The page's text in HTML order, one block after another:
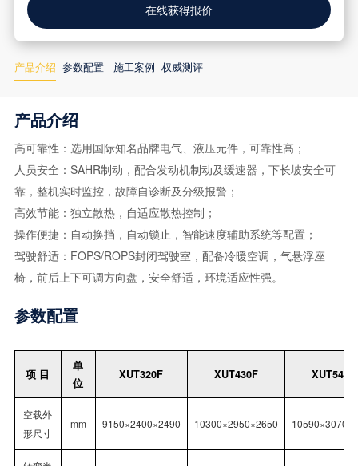
在线获得报价
产品介绍 参数配置 施工案例 权威测评
产品介绍
高可靠性：选用国际知名品牌电气、液压元件，可靠性高；
人员安全：SAHR制动，配合发动机制动及缓速器，下长坡安全可
靠，整机实时监控，故障自诊断及分级报警；
高效节能：独立散热，自适应散热控制；
操作便捷：自动换挡，自动锁止，智能速度辅助系统等配置；
驾驶舒适：FOPS/ROPS封闭驾驶室，配备冷暖空调，气悬浮座
椅，前后上下可调方向盘，安全舒适，环境适应性强。
参数配置
项 目
单
位
XUT320F XUT430F XUT545F
空载外
形尺寸
mm 9150×2400×2490 10300×2950×2650